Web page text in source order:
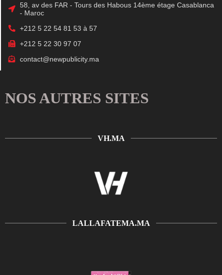
58, av des FAR - Tours des Habous 14ème étage Casablanca
- Maroc
+212 5 22 54 81 53 à 57
+212 5 22 30 97 07
contact@newpublicity.ma
NOS AUTRES SITES
VH.MA
LALLAFATEMA.MA